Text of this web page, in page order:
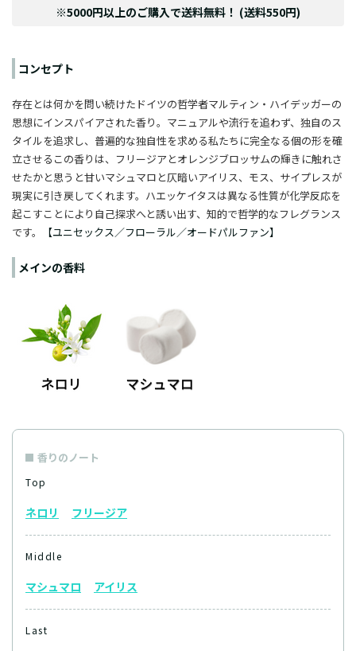
※5000円以上のご購入で送料無料！ (送料550円)
コンセプト
存在とは何かを問い続けたドイツの哲学者マルティン・ハイデッガーの
思想にインスパイアされた香り。マニュアルや流行を追わず、独自のス
タイルを追求し、普遍的な独自性を求める私たちに完全なる個の形を確
立させるこの香りは、フリージアとオレンジブロッサムの輝きに触れさ
せたかと思うと甘いマシュマロと仄暗いアイリス、モス、サイプレスが
現実に引き戻してくれます。ハエッケイタスは異なる性質が化学反応を
起こすことにより自己探求へと誘い出す、知的で哲学的なフレグランス
です。
【ユニセックス／フローラル／オードパルファン】
メインの香料
香りのノート
Top
ネロリ フリージア
Middle
マシュマロ アイリス
Last